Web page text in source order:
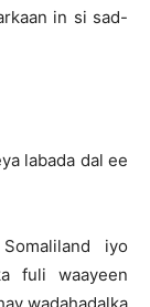
in si sad-
labada dal ee
iyo
fuli waayeen